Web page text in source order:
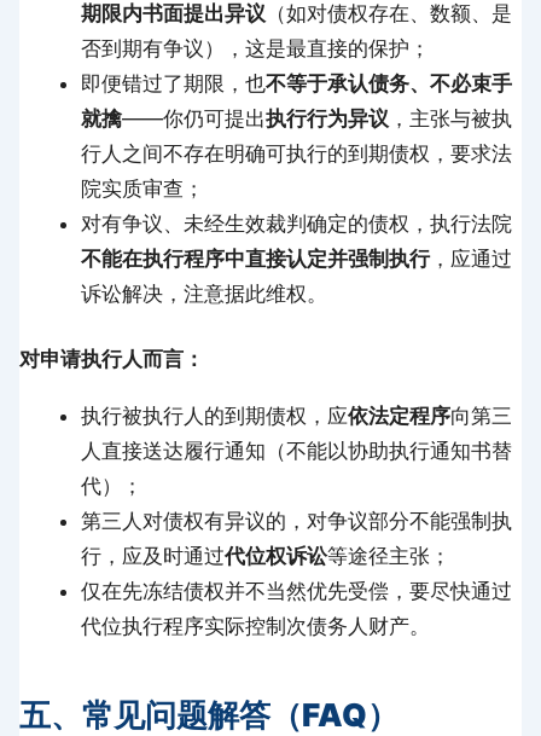
期限内书面提出异议 （如对债权存在、数额、是
否到期有争议），这是最直接的保护；
即便错过了期限，也不等于承认债务、不必束手
就擒——你仍可提出执行行为异议 ，主张与被执
行人之间不存在明确可执行的到期债权，要求法
院实质审查；
对有争议、未经生效裁判确定的债权，执行法院
不能在执行程序中直接认定并强制执行，应通过
诉讼解决，注意据此维权。
对申请执行人而言：
执行被执行人的到期债权，应依法定程序向第三
人直接送达履行通知（不能以协助执行通知书替
代）；
第三人对债权有异议的，对争议部分不能强制执
行，应及时通过代位权诉讼等途径主张；
仅在先冻结债权并不当然优先受偿，要尽快通过
代位执行程序实际控制次债务人财产。
五、常见问题解答（FAQ）